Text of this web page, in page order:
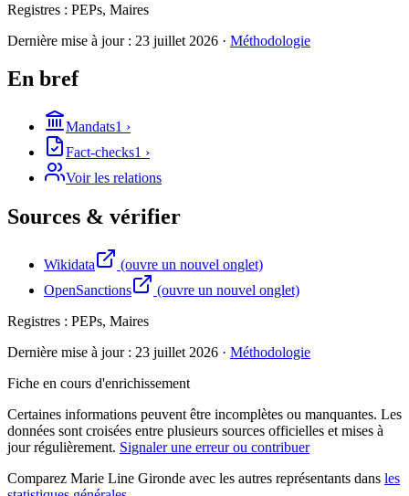
Registres : PEPs, Maires
Dernière mise à jour : 23 juillet 2026 · Méthodologie
En bref
Mandats1 ›
Fact-checks1 ›
Voir les relations
Sources & vérifier
Wikidata
(ouvre un nouvel onglet)
OpenSanctions
(ouvre un nouvel onglet)
Registres : PEPs, Maires
Dernière mise à jour : 23 juillet 2026 · Méthodologie
Fiche en cours d'enrichissement
Certaines informations peuvent être incomplètes ou manquantes. Les
données sont croisées entre plusieurs sources officielles et mises à
jour régulièrement. Signaler une erreur ou contribuer
Comparez Marie Line Gironde avec les autres représentants dans les